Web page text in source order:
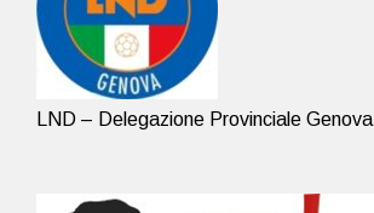
LND – Delegazione Provinciale Genova